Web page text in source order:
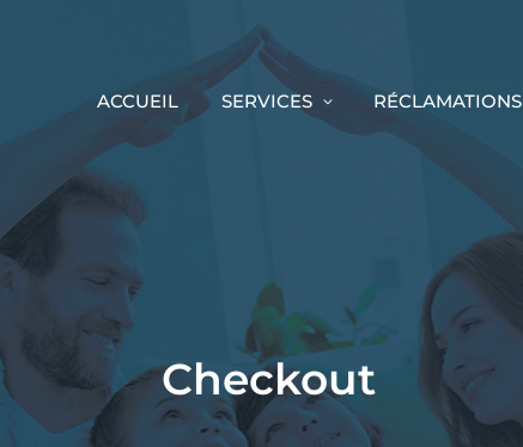
ACCUEIL
SERVICES RÉCLAMATIONS
Checkout